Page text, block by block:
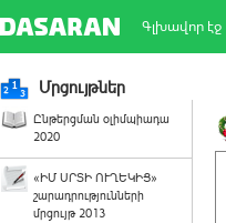
Գլխավոր էջ
Մրցույթներ
Ընթերցման օլիմպիադա
2020
«ԻՄ ՍՐՏԻ ՈՒՂԵԿԻՑ»
շարադրությունների
մրցույթ 2013